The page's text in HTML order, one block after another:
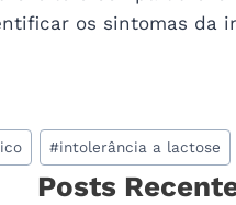
os sintomas da
#intolerância a lactose
Posts